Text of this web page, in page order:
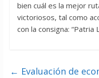
bien cuál es la mejor
victoriosos, tal como
con la consigna: “Patria
← Evaluación de